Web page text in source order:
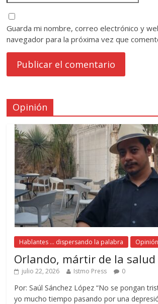
Guarda mi nombre, correo electrónico y
navegador para la próxima vez que
Opinión
Hablantes ... dispersando la palabra Opinión
Orlando, mártir de la
julio 22, 2026 Istmo Press 0
Por: Saúl Sánchez López “No se pongan
yo mucho tiempo pasando por una